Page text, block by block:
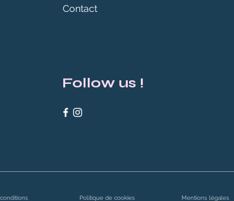
Contact
Follow us !
Politique de cookies Mentions légales